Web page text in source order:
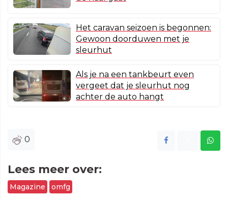
Het caravan seizoen is begonnen:
Gewoon doorduwen met je
sleurhut
Als je na een tankbeurt even
vergeet dat je sleurhut nog
achter de auto hangt
0
Lees meer over:
Magazine omfg